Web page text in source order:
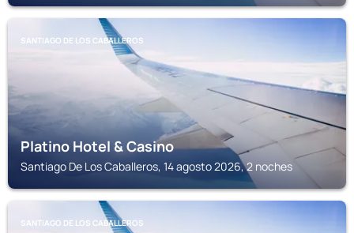
SANTIAGO DE LOS CABALLEROS
Platino Hotel & Casino
Santiago De Los Caballeros, 14 agosto 2026, 2 noches
SANTIAGO DE LOS CABALLEROS